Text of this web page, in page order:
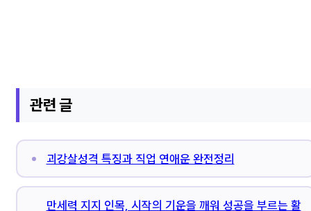
관련 글
괴강살성격 특징과 직업 연애운 완전정리
만세력 지지 인목, 시작의 기운을 깨워 성공을 부르는 활